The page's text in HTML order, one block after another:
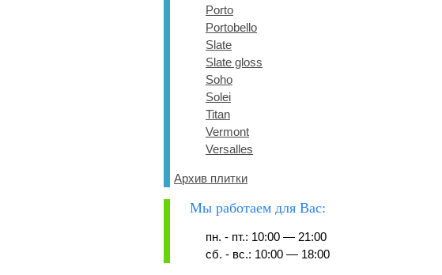
Porto
Portobello
Slate
Slate gloss
Soho
Solei
Titan
Vermont
Versalles
Архив плитки
Мы работаем для Вас:
пн. - пт.: 10:00 — 21:00
сб. - вс.: 10:00 — 18:00